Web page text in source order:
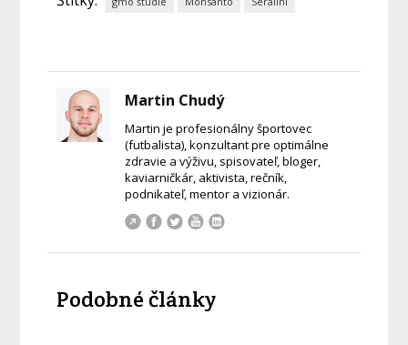
Martin Chudý
Martin je profesionálny športovec
(futbalista), konzultant pre optimálne
zdravie a výživu, spisovateľ, bloger,
kaviarničkár, aktivista, rečník,
podnikateľ, mentor a vizionár.
Podobné články